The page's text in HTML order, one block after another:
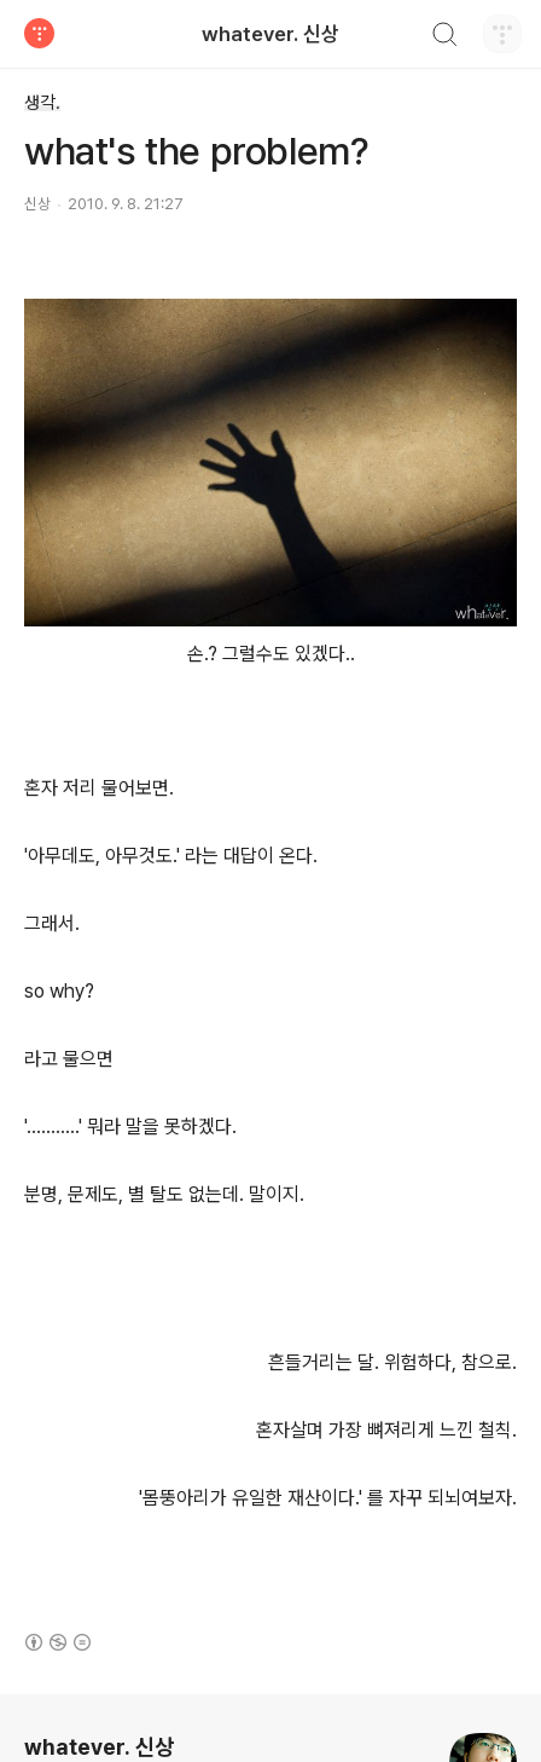
whatever. 신상
생각.
what's the problem?
신상 2010. 9. 8. 21:27
손.? 그럴수도 있겠다..
혼자 저리 물어보면.
'아무데도, 아무것도.' 라는 대답이 온다.
그래서.
so why?
라고 물으면
'...........' 뭐라 말을 못하겠다.
분명, 문제도, 별 탈도 없는데. 말이지.
흔들거리는 달. 위험하다, 참으로.
혼자살며 가장 뼈져리게 느낀 철칙.
'몸뚱아리가 유일한 재산이다.' 를 자꾸 되뇌여보자.
whatever. 신상